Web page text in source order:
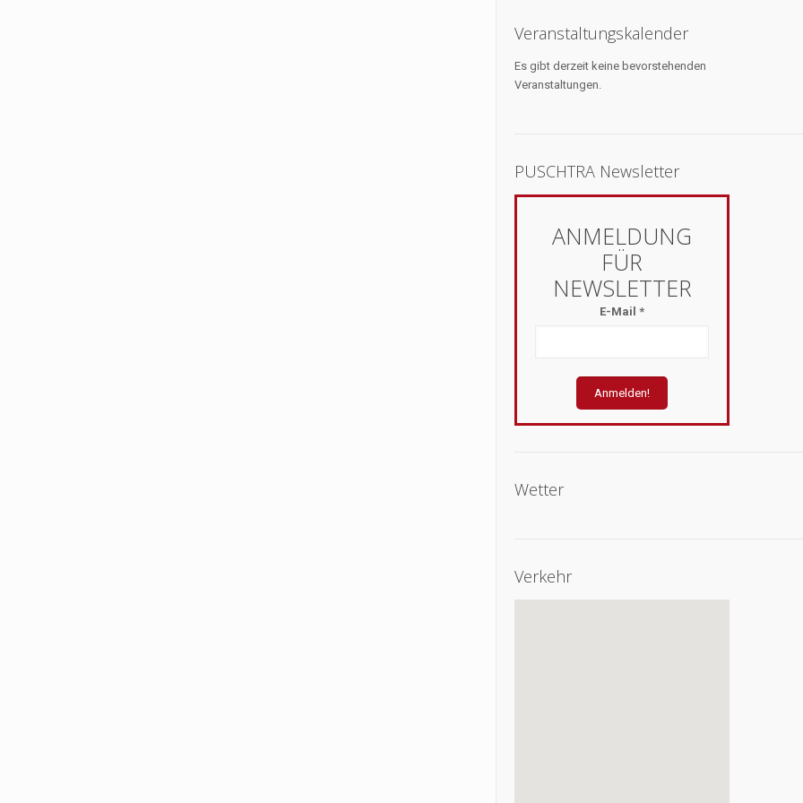
Veranstaltungskalender
Es gibt derzeit keine bevorstehenden
Veranstaltungen.
PUSCHTRA Newsletter
E-Mail*
Wetter
Verkehr